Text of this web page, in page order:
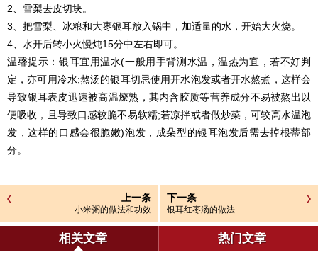
2、雪梨去皮切块。
3、把雪梨、冰粮和大枣银耳放入锅中，加适量的水，开始大火烧。
4、水开后转小火慢炖15分中左右即可。
温馨提示：银耳宜用温水(一般用手背测水温，温热为宜，若不好判
定，亦可用冷水;熬汤的银耳切忌使用开水泡发或者开水熬煮，这样会
导致银耳表皮迅速被高温燎熟，其内含胶质等营养成分不易被熬出以
便吸收，且导致口感较脆不易软糯;若凉拌或者做炒菜，可较高水温泡
发，这样的口感会很脆嫩)泡发，成朵型的银耳泡发后需去掉根蒂部
分。
上一条
小米粥的做法和功效
下一条
银耳红枣汤的做法
相关文章 热门文章